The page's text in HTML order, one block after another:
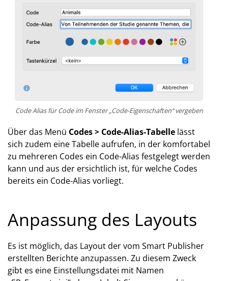
Code Alias für Code im Fenster „Code-Eigenschaften“ vergeben
Über das Menü Codes > Code-Alias-Tabelle lässt
sich zudem eine Tabelle aufrufen, in der komfortabel
zu mehreren Codes ein Code-Alias festgelegt werden
kann und aus der ersichtlich ist, für welche Codes
bereits ein Code-Alias vorliegt.
Anpassung des Layouts
Es ist möglich, das Layout der vom Smart Publisher
erstellten Berichte anzupassen. Zu diesem Zweck
gibt es eine Einstellungsdatei mit Namen